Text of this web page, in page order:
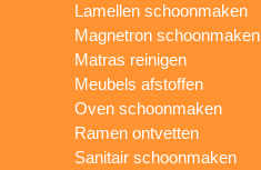
Lamellen schoonmaken
Magnetron schoonmaken
Matras reinigen
Meubels afstoffen
Oven schoonmaken
Ramen ontvetten
Sanitair schoonmaken